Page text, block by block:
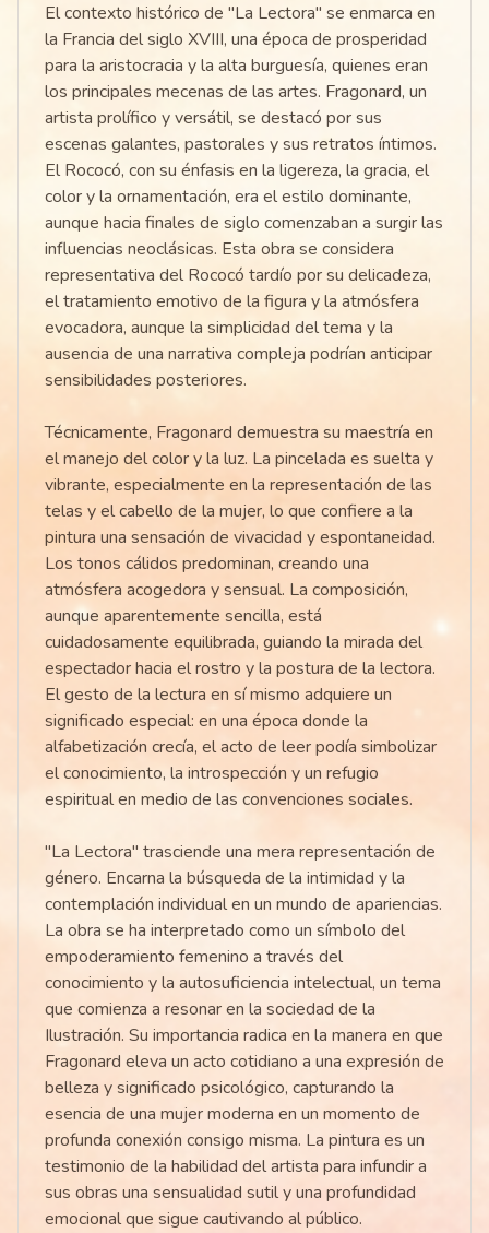
El contexto histórico de "La Lectora" se enmarca en
la Francia del siglo XVIII, una época de prosperidad
para la aristocracia y la alta burguesía, quienes eran
los principales mecenas de las artes. Fragonard, un
artista prolífico y versátil, se destacó por sus
escenas galantes, pastorales y sus retratos íntimos.
El Rococó, con su énfasis en la ligereza, la gracia, el
color y la ornamentación, era el estilo dominante,
aunque hacia finales de siglo comenzaban a surgir las
influencias neoclásicas. Esta obra se considera
representativa del Rococó tardío por su delicadeza,
el tratamiento emotivo de la figura y la atmósfera
evocadora, aunque la simplicidad del tema y la
ausencia de una narrativa compleja podrían anticipar
sensibilidades posteriores.
Técnicamente, Fragonard demuestra su maestría en
el manejo del color y la luz. La pincelada es suelta y
vibrante, especialmente en la representación de las
telas y el cabello de la mujer, lo que confiere a la
pintura una sensación de vivacidad y espontaneidad.
Los tonos cálidos predominan, creando una
atmósfera acogedora y sensual. La composición,
aunque aparentemente sencilla, está
cuidadosamente equilibrada, guiando la mirada del
espectador hacia el rostro y la postura de la lectora.
El gesto de la lectura en sí mismo adquiere un
significado especial: en una época donde la
alfabetización crecía, el acto de leer podía simbolizar
el conocimiento, la introspección y un refugio
espiritual en medio de las convenciones sociales.
"La Lectora" trasciende una mera representación de
género. Encarna la búsqueda de la intimidad y la
contemplación individual en un mundo de apariencias.
La obra se ha interpretado como un símbolo del
empoderamiento femenino a través del
conocimiento y la autosuficiencia intelectual, un tema
que comienza a resonar en la sociedad de la
Ilustración. Su importancia radica en la manera en que
Fragonard eleva un acto cotidiano a una expresión de
belleza y significado psicológico, capturando la
esencia de una mujer moderna en un momento de
profunda conexión consigo misma. La pintura es un
testimonio de la habilidad del artista para infundir a
sus obras una sensualidad sutil y una profundidad
emocional que sigue cautivando al público.